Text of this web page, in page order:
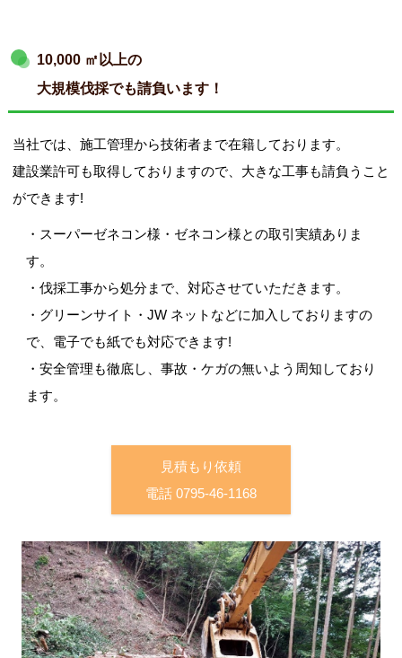
ペレットストーブ、ペレット燃料
木づかい仲間のご紹介(仕入先・販売先)
10,000 ㎡以上の
大規模伐採でも請負います！
当社では、施工管理から技術者まで在籍しております。
建設業許可も取得しておりますので、大きな工事も請負うこと
ができます!
・スーパーゼネコン様・ゼネコン様との取引実績ありま
す。
・伐採工事から処分まで、対応させていただきます。
・グリーンサイト・JW ネットなどに加入しておりますの
で、電子でも紙でも対応できます!
・安全管理も徹底し、事故・ケガの無いよう周知しており
ます。
見積もり依頼
電話 0795-46-1168